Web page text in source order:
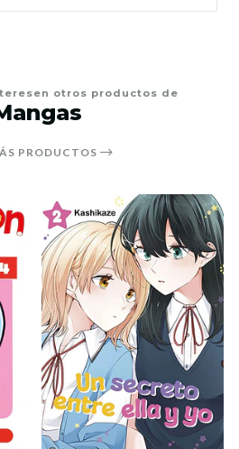
otros productos de
PRODUCTOS